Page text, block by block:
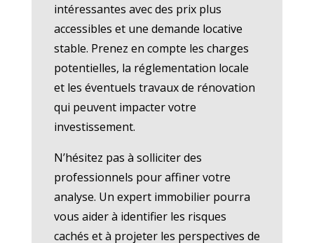
intéressantes avec des prix plus
accessibles et une demande locative
stable. Prenez en compte les charges
potentielles, la réglementation locale
et les éventuels travaux de rénovation
qui peuvent impacter votre
investissement.
N’hésitez pas à solliciter des
professionnels pour affiner votre
analyse. Un expert immobilier pourra
vous aider à identifier les risques
cachés et à projeter les perspectives de